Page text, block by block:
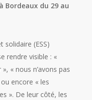
Bordeaux du 29 au
solidaire (ESS)
rendre visible : «
« nous n’avons pas
encore « les
». De leur côté, les